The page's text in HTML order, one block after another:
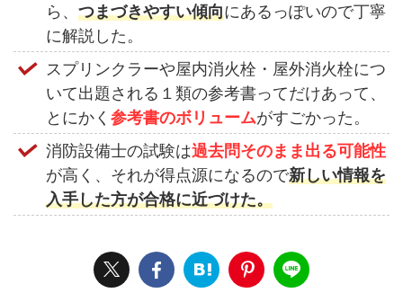
ら、 つまづきやすい傾向にあるっぽいので丁寧
に解説した。
スプリンクラーや屋内消火栓・屋外消火栓につ
いて出題される１類の参考書ってだけあって、
とにかく 参考書のボリュームがすごかった。
消防設備士の試験は過去問そのまま出る可能性
が高く、それが得点源になるので新しい情報を
入手した方が合格に近づけた。